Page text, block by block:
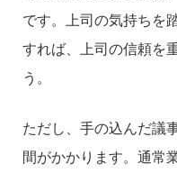
です。上司の気持ちを
すれば、上司の信頼を
う。
ただし、手の込んだ議
間がかかります。通常